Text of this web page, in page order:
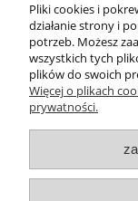
Pliki cookies i
działanie strony i
potrzeb. Możesz
wszystkich tych
plików do swoich
Więcej o plikach
prywatności.